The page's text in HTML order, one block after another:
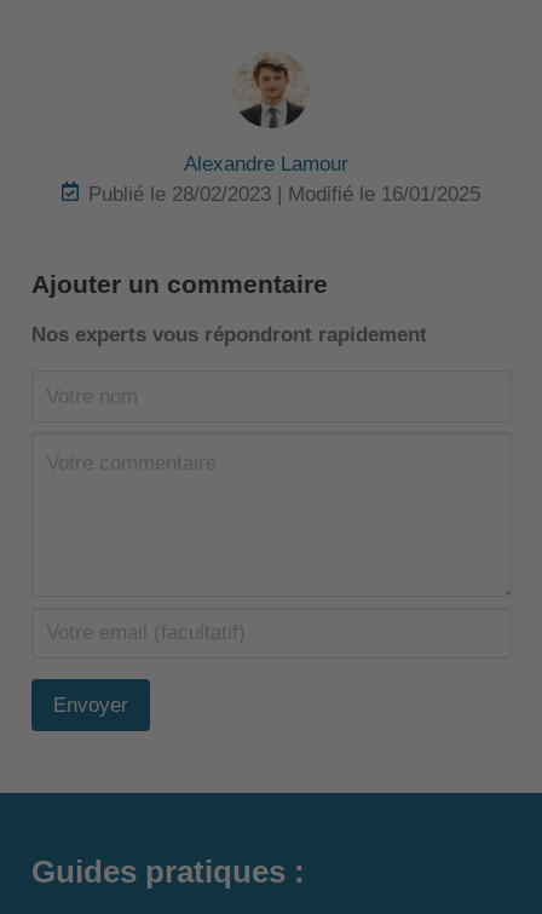
Alexandre Lamour
Publié le 28/02/2023 | Modifié le 16/01/2025
Ajouter un commentaire
Nos experts vous répondront rapidement
Envoyer
Guides pratiques :